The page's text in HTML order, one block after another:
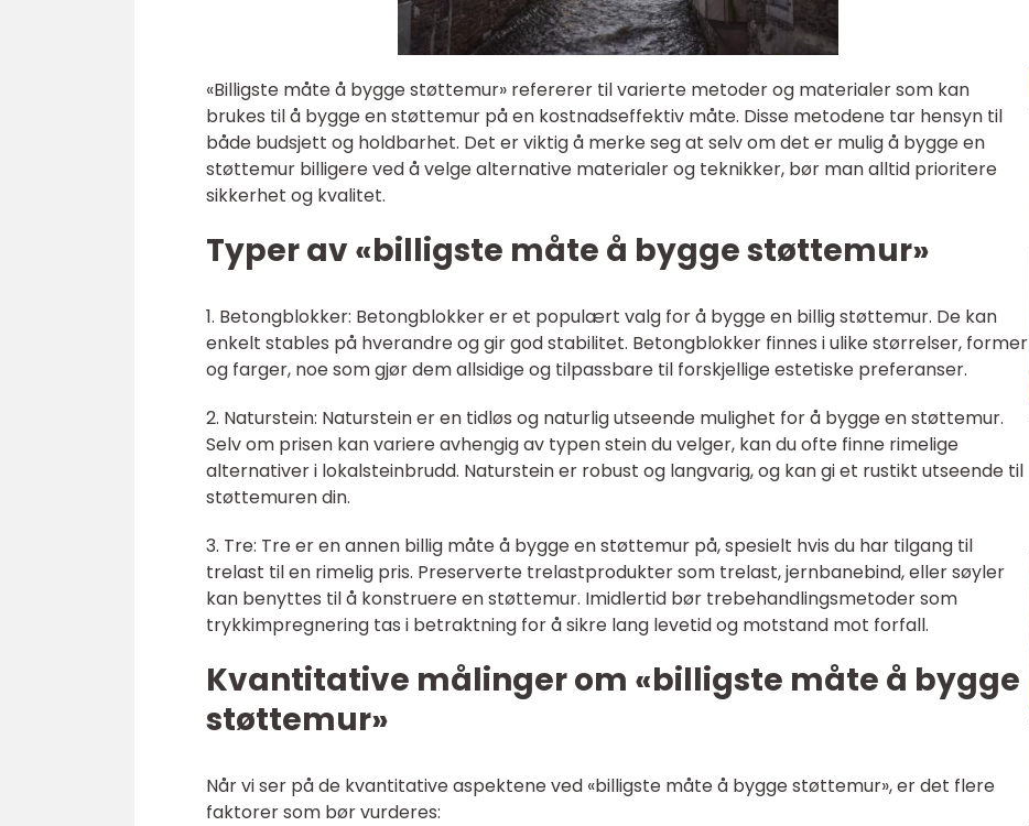
«Billigste måte å bygge støttemur» refererer til varierte metoder og materialer som kan
brukes til å bygge en støttemur på en kostnadseffektiv måte. Disse metodene tar hensyn til
både budsjett og holdbarhet. Det er viktig å merke seg at selv om det er mulig å bygge en
støttemur billigere ved å velge alternative materialer og teknikker, bør man alltid prioritere
sikkerhet og kvalitet.
Typer av «billigste måte å bygge støttemur»
1. Betongblokker: Betongblokker er et populært valg for å bygge en billig støttemur. De kan
enkelt stables på hverandre og gir god stabilitet. Betongblokker finnes i ulike størrelser, former
og farger, noe som gjør dem allsidige og tilpassbare til forskjellige estetiske preferanser.
2. Naturstein: Naturstein er en tidløs og naturlig utseende mulighet for å bygge en støttemur.
Selv om prisen kan variere avhengig av typen stein du velger, kan du ofte finne rimelige
alternativer i lokalsteinbrudd. Naturstein er robust og langvarig, og kan gi et rustikt utseende til
støttemuren din.
3. Tre: Tre er en annen billig måte å bygge en støttemur på, spesielt hvis du har tilgang til
trelast til en rimelig pris. Preserverte trelastprodukter som trelast, jernbanebind, eller søyler
kan benyttes til å konstruere en støttemur. Imidlertid bør trebehandlingsmetoder som
trykkimpregnering tas i betraktning for å sikre lang levetid og motstand mot forfall.
Kvantitative målinger om «billigste måte å bygge
støttemur»
Når vi ser på de kvantitative aspektene ved «billigste måte å bygge støttemur», er det flere
faktorer som bør vurderes: